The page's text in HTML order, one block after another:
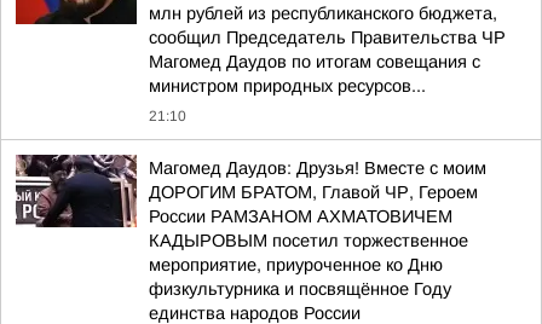
млн рублей из республиканского бюджета,
сообщил Председатель Правительства ЧР
Магомед Даудов по итогам совещания с
министром природных ресурсов...
21:10
Магомед Даудов: Друзья! Вместе с моим
ДОРОГИМ БРАТОМ, Главой ЧР, Героем
России РАМЗАНОМ АХМАТОВИЧЕМ
КАДЫРОВЫМ посетил торжественное
мероприятие, приуроченное ко Дню
физкультурника и посвящённое Году
единства народов России